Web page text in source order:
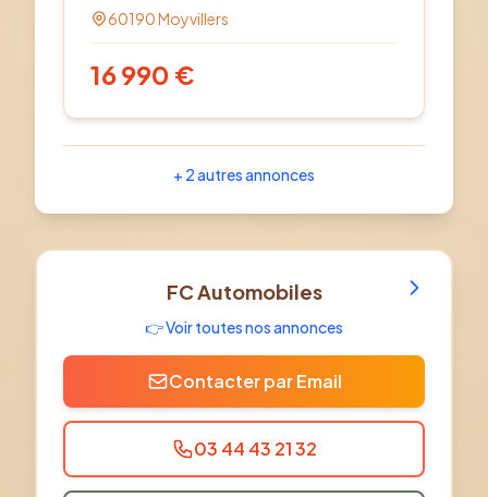
60190Moyvillers
16 990 €
+ 2autres annonces
FC Automobiles
👉 Voir toutes nos annonces
Contacter par Email
03 44 43 21 32